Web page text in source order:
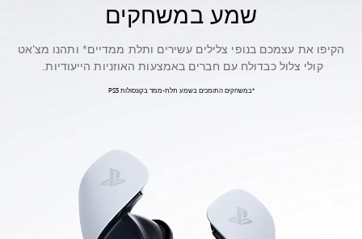
שמע במשחקים
הקיפו את עצמכם בנופי צלילים עשירים ותלת ממדיים* ותהנו מצ'אט
קולי צלול כבדולח עם חברים באמצעות האוזניות הייעודיות.
*במשחקים התומכים בשמע תלת-ממד בקונסולות PS5